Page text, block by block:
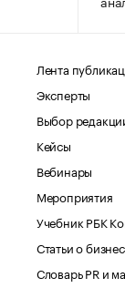
Лента
Эксперты
Выбор
Кейсы
Вебинары
Мероприятия
Учебник РБК
Статьи о
Словарь PR и